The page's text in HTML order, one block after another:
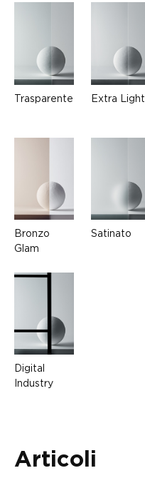
Trasparente Extra Light
Bronzo
Glam
Satinato
Digital
Industry
Articoli